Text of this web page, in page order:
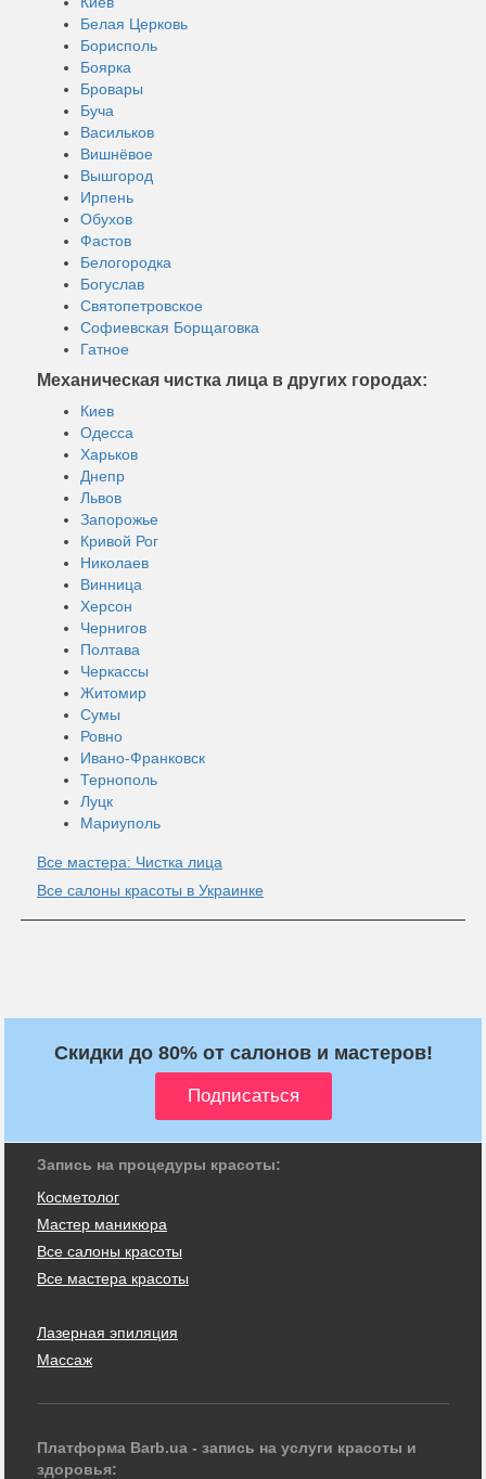
Белая Церковь
Борисполь
Боярка
Бровары
Буча
Васильков
Вишнёвое
Вышгород
Ирпень
Обухов
Фастов
Белогородка
Богуслав
Святопетровское
Софиевская Борщаговка
Гатное
Механическая чистка лица в других городах:
Киев
Одесса
Харьков
Днепр
Львов
Запорожье
Кривой Рог
Николаев
Винница
Херсон
Чернигов
Полтава
Черкассы
Житомир
Сумы
Ровно
Ивано-Франковск
Тернополь
Луцк
Мариуполь
Все мастера: Чистка лица
Все салоны красоты в Украинке
Скидки до 80% от салонов и мастеров!
Запись на процедуры красоты:
Косметолог
Мастер маникюра
Все салоны красоты
Все мастера красоты
Лазерная эпиляция
Массаж
Платформа Barb.ua - запись на услуги красоты и
здоровья: